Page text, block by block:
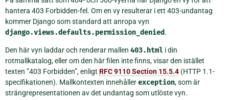
hantera 403 Forbidden-fel. Om en vy resulterar i ett 403-undantag
kommer Django som standard att anropa vyn
django.views.defaults.permission_denied.
Den här vyn laddar och renderar mallen 403.html i din
rotmallkatalog, eller om den här filen inte finns, visar den istället
texten ”403 Forbidden”, enligt RFC 9110 Section 15.5.4 (HTTP 1.1-
specifikationen). Mallkontexten innehållerexception, som är
strängrepresentationen av det undantag som utlöste vyn.